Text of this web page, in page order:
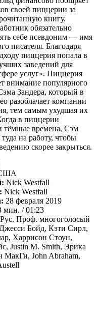
своей пиццерии за
книгу.
обязательно
себе псевдоним — имя
писателя. Благодаря
пиццерия попала в
заведений для
услуг». Пиццерия
внимание популярного
Зандера, который в
разоблачает компании
тем самым ухудшая их
в пиццерии
тёмные времена, Сэм
туда на работу, чтобы
скорее закрыться.
Nick Westfall
Nick Westfall
28 февраля 2019
мин. / 01:23
Рус. Проф. многоголосый
Джесси Бойд, Кэти Сирл,
Харрисон Стоун,
Justin M. Smith, Эрика
МакГи, John Abraham,